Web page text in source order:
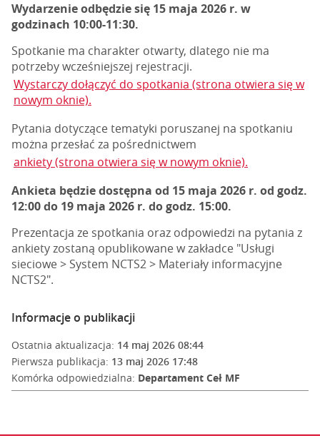
Wydarzenie odbędzie się 15 maja 2026 r. w
godzinach 10:00-11:30.
Spotkanie ma charakter otwarty, dlatego nie ma
potrzeby wcześniejszej rejestracji.
Wystarczy dołączyć do spotkania (strona otwiera się w
nowym oknie).
Pytania dotyczące tematyki poruszanej na spotkaniu
można przesłać za pośrednictwem
ankiety (strona otwiera się w nowym oknie).
Ankieta będzie dostępna od 15 maja 2026 r. od godz.
12:00 do 19 maja 2026 r. do godz. 15:00.
Prezentacja ze spotkania oraz odpowiedzi na pytania z
ankiety zostaną opublikowane w zakładce "Usługi
sieciowe > System NCTS2 > Materiały informacyjne
NCTS2".
Informacje o publikacji
Ostatnia aktualizacja: 14 maj 2026 08:44
Pierwsza publikacja: 13 maj 2026 17:48
Komórka odpowiedzialna: Departament Ceł MF